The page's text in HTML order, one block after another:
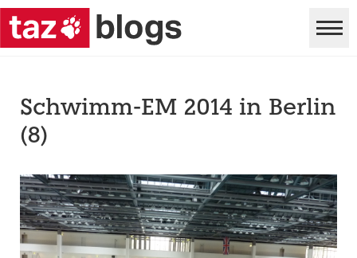
Schwimm-EM 2014 in Berlin
(8)